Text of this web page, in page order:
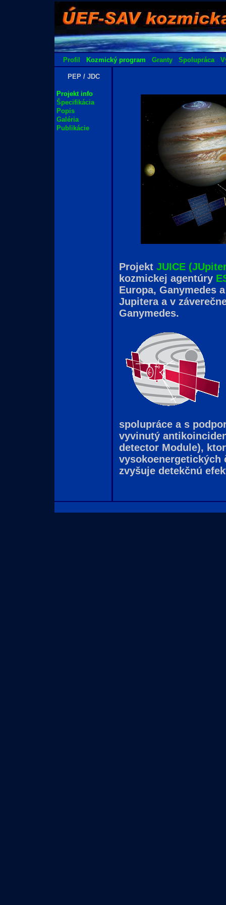
Profil Kozmický program Granty Spolupráca
PEP / JDC
Projekt info
Špecifikácia
Popis
Galéria
Publikácie
Projekt JUICE
kozmickej agentúry
Europa, Ganymedes
Jupitera a v
Ganymedes.
spolupráce a s
vyvinutý
detector Module),
vysokoenergetických
zvyšuje detekčnú